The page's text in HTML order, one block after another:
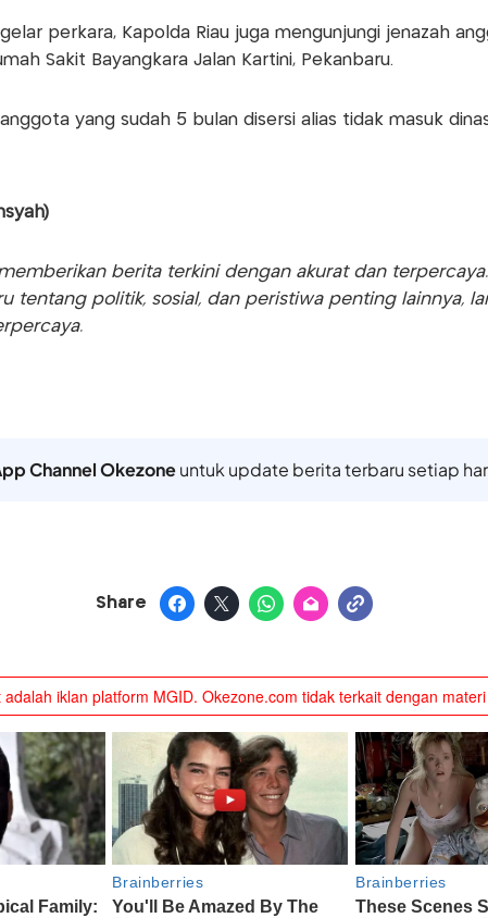
perkara, Kapolda Riau juga mengunjungi jenazah
Sakit Bayangkara Jalan Kartini, Pekanbaru.
yang sudah 5 bulan disersi alias tidak masuk
berita terkini dengan akurat dan
tentang politik, sosial, dan peristiwa penting lainnya,
Channel Okezoneuntuk update berita terbaru setiap
Share